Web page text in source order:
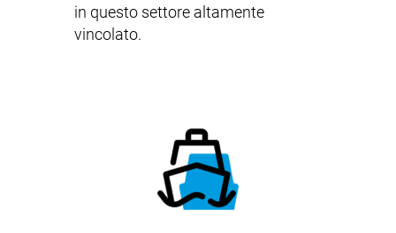
in questo settore altamente
vincolato.